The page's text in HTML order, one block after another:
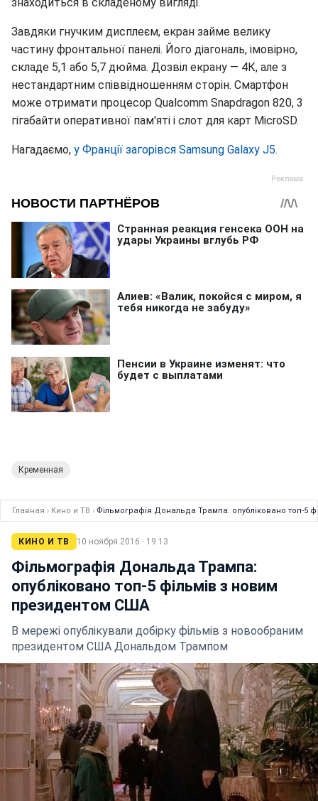
Завдяки гнучким дисплеєм, екран займе велику
частину фронтальної панелі. Його діагональ, імовірно,
складе 5,1 або 5,7 дюйма. Дозвіл екрану — 4К, але з
нестандартним співвідношенням сторін. Смартфон
може отримати процесор Qualcomm Snapdragon 820, 3
гігабайти оперативної пам'яті і слот для карт MicroSD.
Нагадаємо, у Франції загорівся Samsung Galaxy J5.
Кременная
Главная › Кино и ТВ › Фільмографія Дональда Трампа: опубліковано топ-5
КИНО И ТВ 10 ноября 2016 · 19:13
Фільмографія Дональда Трампа:
опубліковано топ-5 фільмів з новим
президентом США
В мережі опублікували добірку фільмів з новообраним
президентом США Дональдом Трампом